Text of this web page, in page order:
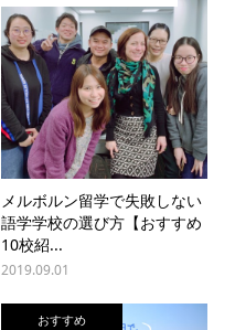
メルボルン留学で失敗しない
語学学校の選び方【おすすめ
10校紹...
2019.09.01
おすすめ